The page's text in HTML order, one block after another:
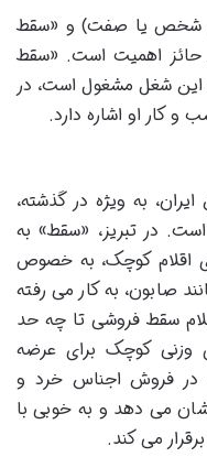
شخص یا صفت) و «سقط
حائز اهمیت است. «سقط
شغل مشغول است، در
کار او اشاره دارد.
به ویژه در گذشته،
در تبریز، «سقط» به
اقلام کوچک، به خصوص
صابون، به کار می رفته
سقط فروشی تا چه حد
وزنی کوچک برای عرضه
در فروش اجناس خرد و
می دهد و به خوبی با
می کند.